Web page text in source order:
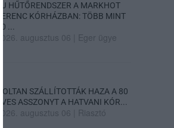
ÚJ HŰTŐRENDSZER A MARKHOT
FERENC KÓRHÁZBAN: TÖBB MINT
70 ...
2026. augusztus 06 Eger ügye
HOLTAN SZÁLLÍTOTTÁK HAZA A 80
ÉVES ASSZONYT A HATVANI KÓR...
2026. augusztus 06 Riasztó